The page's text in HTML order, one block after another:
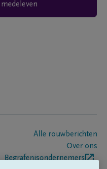
Alle rouwberichten
Over ons
Begrafenisondernemers